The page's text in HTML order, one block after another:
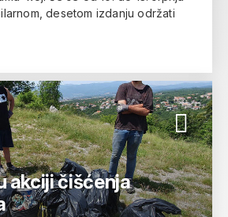
desetom izdanju održati
akciji čišćenja